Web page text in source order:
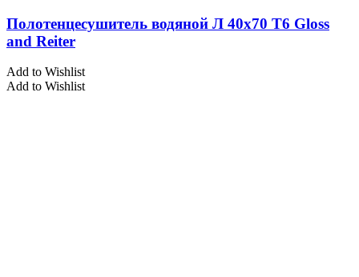
Полотенцесушитель водяной Л 40х70 Т6 Gloss
and Reiter
Add to Wishlist
Add to Wishlist